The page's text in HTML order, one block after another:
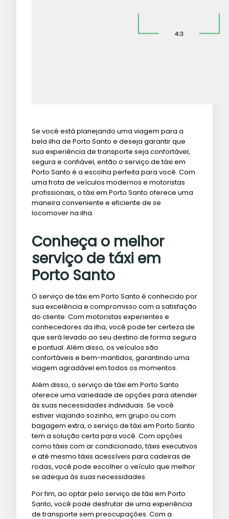
Se você está planejando uma viagem para a
bela ilha de Porto Santo e deseja garantir que
sua experiência de transporte seja confortável,
segura e confiável, então o serviço de táxi em
Porto Santo é a escolha perfeita para você. Com
uma frota de veículos modernos e motoristas
profissionais, o táxi em Porto Santo oferece uma
maneira conveniente e eficiente de se
locomover na ilha.
Conheça o melhor
serviço de táxi em
Porto Santo
O serviço de táxi em Porto Santo é conhecido por
sua excelência e compromisso com a satisfação
do cliente. Com motoristas experientes e
conhecedores da ilha, você pode ter certeza de
que será levado ao seu destino de forma segura
e pontual. Além disso, os veículos são
confortáveis e bem-mantidos, garantindo uma
viagem agradável em todos os momentos.
Além disso, o serviço de táxi em Porto Santo
oferece uma variedade de opções para atender
às suas necessidades individuais. Se você
estiver viajando sozinho, em grupo ou com
bagagem extra, o serviço de táxi em Porto Santo
tem a solução certa para você. Com opções
como táxis com ar condicionado, táxis executivos
e até mesmo táxis acessíveis para cadeiras de
rodas, você pode escolher o veículo que melhor
se adequa às suas necessidades.
Por fim, ao optar pelo serviço de táxi em Porto
Santo, você pode desfrutar de uma experiência
de transporte sem preocupações. Com a